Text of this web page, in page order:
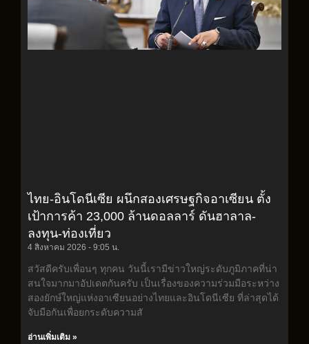
ไทย-อินโดนีเซีย ผนึกสองเศรษฐกิจอาเซียน ตั้ง
เป้าการค้า 23,000 ล้านดอลลาร์ ดันฮาลาล-
ลงทุน-ท่องเที่ยว
4 สิงหาคม 2026 9:05 น.
สวัสดีครับเพื่อนๆ ทุกคน วันนี้เรามีข่าวใหญ่ระดับภูมิภาคที่น่า
สนใจมากมาอัปเดตกันครับ เป็นเรื่องของความร่วมมือระหว่าง
สองยักษ์ใหญ่แห่งอาเซียนอย่างไทยและอินโดนีเซีย ที่ล่าสุดได้
จับมือกันเพื่อยกระดับความสั
อ่านเพิ่มเติม »